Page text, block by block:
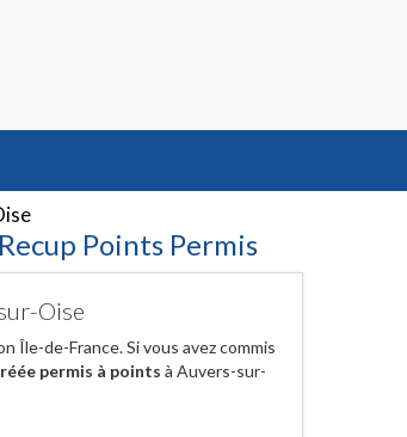
Points Permis
Oise
Île-de-France. Si vous avez commis
permis à points à Auvers-sur-